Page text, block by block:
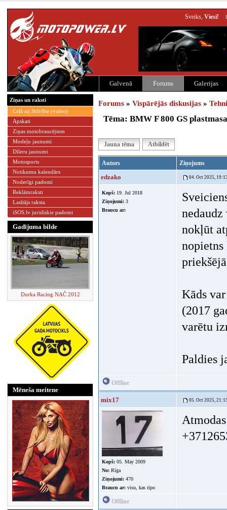
Sveiks, Viesi!
Galvenā Forums Galerijas
Ziņas un raksti
Ceļā uz Brīvību (video)
Apskati
Ziņas motobraucējiem
Modeļu jaunumi
Dīleru jaunumi
Motosports
Notikumu kalendārs
Noderīgi padomi
Reklāmraksti
Lasītājs raksta
iSOS.lv juridiskie padomi
Gadījuma bilde
Durka Racing NAČ 2012
Mēneša meitene
Forums » Vispārējās diskusijas »
Tēma: BMW F 800 GS
Jauna tēma Atbildēt
Autors Ziņojums
edzako 04. Oct 2025,
Kopš: 19. Jul 2018
Ziņojumi: 3
Braucu ar:
nokļūt
Kāds
(2017
varētu
Paldies
Offline
mix17 05. Oct 2025,
Kopš: 05. May 2009
No: Rīga
Ziņojumi: 470
Braucu ar: visu, kas ripo
Offline